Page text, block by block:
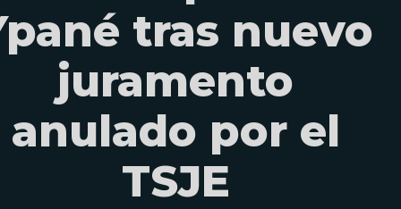
tras nuevo
juramento
anulado por el
TSJE